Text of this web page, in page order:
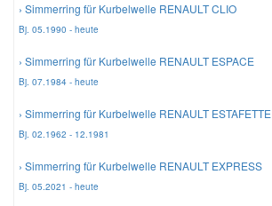
› Simmerring für Kurbelwelle RENAULT CLIO
Bj. 05.1990 - heute
› Simmerring für Kurbelwelle RENAULT ESPACE
Bj. 07.1984 - heute
› Simmerring für Kurbelwelle RENAULT ESTAFETTE
Bj. 02.1962 - 12.1981
› Simmerring für Kurbelwelle RENAULT EXPRESS
Bj. 05.2021 - heute
Vauxhall Ersatzteile
Volvo Ersatzteile